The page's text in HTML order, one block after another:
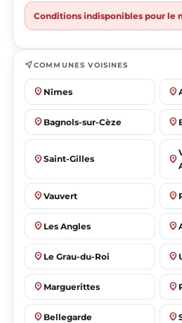
Conditions indisponibles pour le
near_meCOMMUNES VOISINES
place Nîmes place
place Bagnols-sur-Cèze place
place Saint-Gilles place
place Vauvert place
place Les Angles place
place Le Grau-du-Roi place
place Marguerittes place
place Bellegarde place